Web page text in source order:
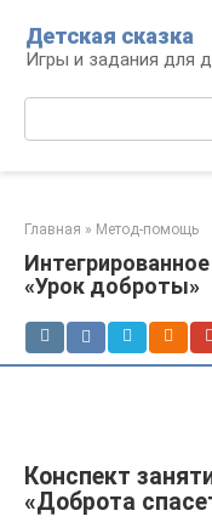
контенту
Детская сказка
Игры и задания для
Главная » Метод-помощь
«Урок доброты»
Конспект
«Доброта